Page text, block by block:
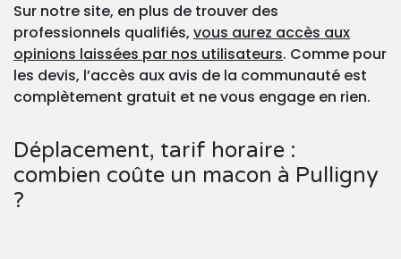
Sur notre site, en plus de trouver des
professionnels qualifiés, vous aurez accès aux
opinions laissées par nos utilisateurs. Comme pour
les devis, l’accès aux avis de la communauté est
complètement gratuit et ne vous engage en rien.
Déplacement, tarif horaire :
combien coûte un macon à Pulligny
?